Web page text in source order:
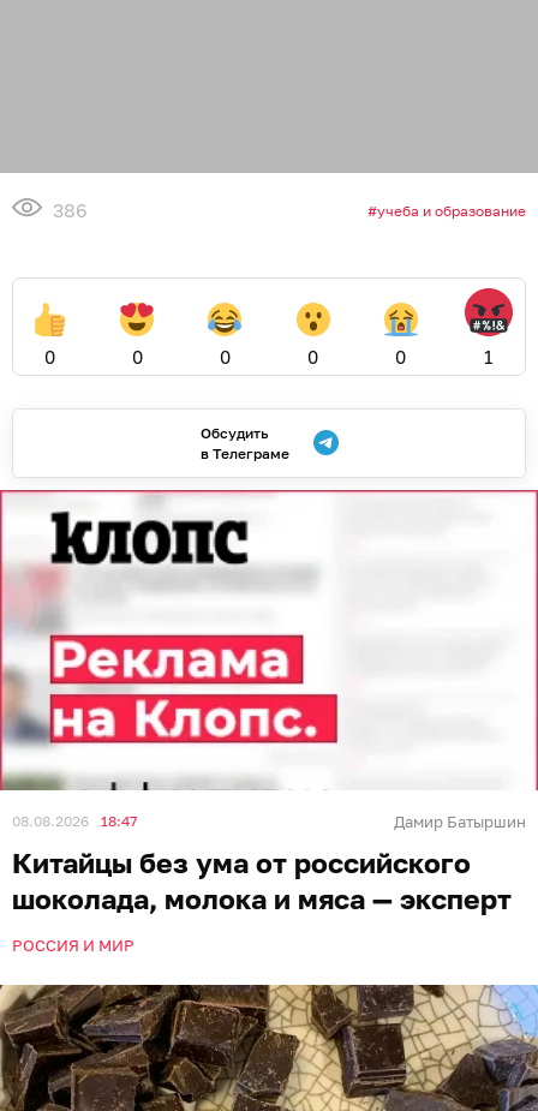
386 учеба и образование
0 0 0 0 0 1
Обсудить
в Телеграме
08.08.2026 18:47 Дамир Батыршин
Китайцы без ума от российского
шоколада, молока и мяса — эксперт
РОССИЯ И МИР